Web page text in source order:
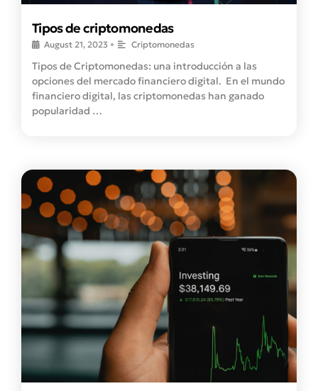
Tipos de criptomonedas
August 21, 2023 • Criptomonedas
Tipos de Criptomonedas: una introducción a las
opciones del mercado financiero digital. En el mundo
financiero digital, las criptomonedas han ganado
popularidad …